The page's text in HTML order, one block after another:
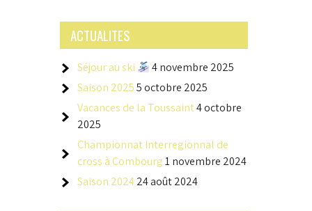
ACTUALITES
Séjour au ski
4 novembre 2025
Saison 20255 octobre 2025
Vacances de la Toussaint4 octobre
2025
Championnat Interregionnal de
cross à Combourg1 novembre 2024
Saison 202424 août 2024